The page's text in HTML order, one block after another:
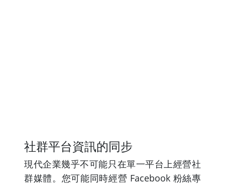
社群平台資訊的同步
現代企業幾乎不可能只在單一平台上經營社
群媒體。您可能同時經營 Facebook 粉絲專